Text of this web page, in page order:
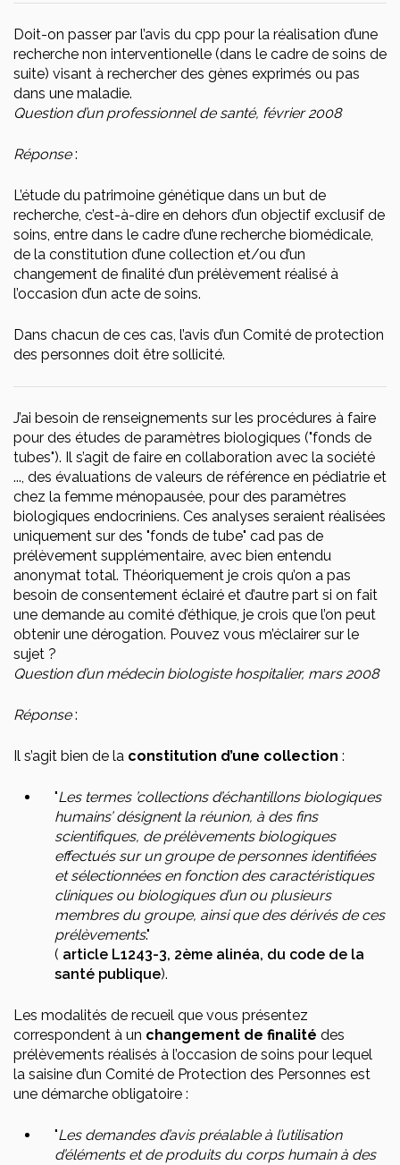
Doit-on passer par l’avis du cpp pour la réalisation d’une
recherche non interventionelle (dans le cadre de soins de
suite) visant à rechercher des gènes exprimés ou pas
dans une maladie.
Question d’un professionnel de santé, février 2008
Réponse:
L’étude du patrimoine génétique dans un but de
recherche, c’est-à-dire en dehors d’un objectif exclusif de
soins, entre dans le cadre d’une recherche biomédicale,
de la constitution d’une collection et/ou d’un
changement de finalité d’un prélèvement réalisé à
l’occasion d’un acte de soins.
Dans chacun de ces cas, l’avis d’un Comité de protection
des personnes doit être sollicité.
J’ai besoin de renseignements sur les procédures à faire
pour des études de paramètres biologiques ("fonds de
tubes"). Il s’agit de faire en collaboration avec la société
..., des évaluations de valeurs de référence en pédiatrie et
chez la femme ménopausée, pour des paramètres
biologiques endocriniens. Ces analyses seraient réalisées
uniquement sur des "fonds de tube" cad pas de
prélèvement supplémentaire, avec bien entendu
anonymat total. Théoriquement je crois qu’on a pas
besoin de consentement éclairé et d’autre part si on fait
une demande au comité d’éthique, je crois que l’on peut
obtenir une dérogation. Pouvez vous m’éclairer sur le
sujet ?
Question d’un médecin biologiste hospitalier, mars 2008
Réponse:
Il s’agit bien de la constitution d’une collection :
"Les termes ’collections d’échantillons biologiques
humains’ désignent la réunion, à des fins
scientifiques, de prélèvements biologiques
effectués sur un groupe de personnes identifiées
et sélectionnées en fonction des caractéristiques
cliniques ou biologiques d’un ou plusieurs
membres du groupe, ainsi que des dérivés de ces
prélèvements."
( article L1243-3, 2ème alinéa, du code de la
santé publique).
Les modalités de recueil que vous présentez
correspondent à un changement de finalité des
prélèvements réalisés à l’occasion de soins pour lequel
la saisine d’un Comité de Protection des Personnes est
une démarche obligatoire :
"Les demandes d’avis préalable à l’utilisation
d’éléments et de produits du corps humain à des